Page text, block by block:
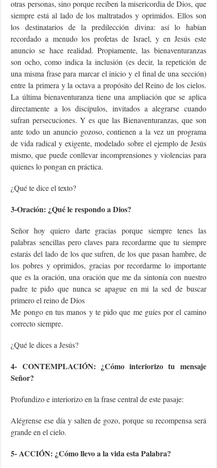
otras personas, sino porque reciben la misericordia de Dios, que
siempre está al lado de los maltratados y oprimidos. Ellos son
los destinatarios de la predilección divina: así lo habían
recordado a menudo los profetas de Israel, y en Jesús este
anuncio se hace realidad. Propiamente, las bienaventuranzas
son ocho, como indica la inclusión (es decir, la repetición de
una misma frase para marcar el inicio y el final de una sección)
entre la primera y la octava a propósito del Reino de los cielos.
La última bienaventuranza tiene una ampliación que se aplica
directamente a los discípulos, invitados a alegrarse cuando
sufran persecuciones. Y es que las Bienaventuranzas, que son
ante todo un anuncio gozoso, contienen a la vez un programa
de vida radical y exigente, modelado sobre el ejemplo de Jesús
mismo, que puede conllevar incomprensiones y violencias para
quienes lo pongan en práctica.
¿Qué te dice el texto?
3-Oración: ¿Qué le respondo a Dios?
Señor hoy quiero darte gracias porque siempre tenes las
palabras sencillas pero claves para recordarme que tu siempre
estarás del lado de los que sufren, de los que pasan hambre, de
los pobres y oprimidos, gracias por recordarme lo importante
que es la oración, una oración que me da sintonía con nuestro
padre te pido que nunca se apague en mi la sed de buscar
primero el reino de Dios
Me pongo en tus manos y te pido que me guíes por el camino
correcto siempre.
¿Qué le dices a Jesús?
4- CONTEMPLACIÓN: ¿Cómo interiorizo tu mensaje
Señor?
Profundizo e interiorizo en la frase central de este pasaje:
Alégrense ese día y salten de gozo, porque su recompensa será
grande en el cielo.
5- ACCIÓN: ¿Cómo llevo a la vida esta Palabra?